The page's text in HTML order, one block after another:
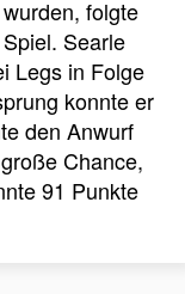
folgte
Searle
Legs in Folge
konnte er
den Anwurf
Chance,
91 Punkte